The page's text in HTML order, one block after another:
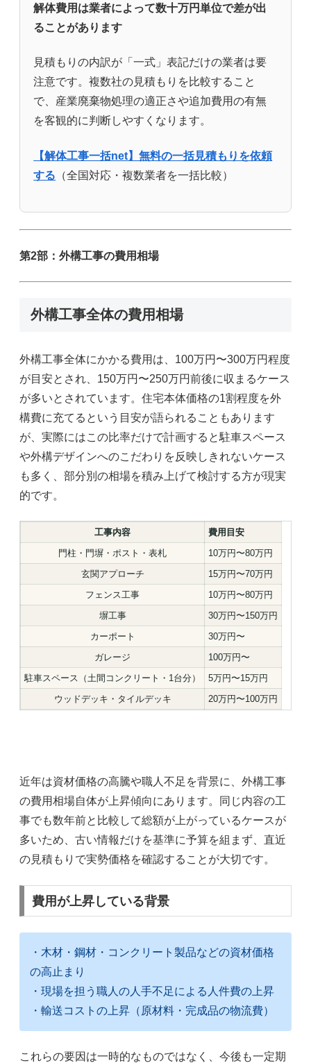
解体費用は業者によって数十万円単位で差が出
ることがあります
見積もりの内訳が「一式」表記だけの業者は要
注意です。複数社の見積もりを比較すること
で、産業廃棄物処理の適正さや追加費用の有無
を客観的に判断しやすくなります。
【解体工事一括net】無料の一括見積もりを依頼
する （全国対応・複数業者を一括比較）
第2部：外構工事の費用相場
外構工事全体の費用相場
外構工事全体にかかる費用は、100万円〜300万円程度
が目安とされ、150万円〜250万円前後に収まるケース
が多いとされています。住宅本体価格の1割程度を外
構費に充てるという目安が語られることもあります
が、実際にはこの比率だけで計画すると駐車スペース
や外構デザインへのこだわりを反映しきれないケース
も多く、部分別の相場を積み上げて検討する方が現実
的です。
工事内容
費用目安
門柱・門塀・ポスト・表札
10万円〜80万円
玄関アプローチ
15万円〜70万円
フェンス工事
10万円〜80万円
塀工事
30万円〜150万円
カーポート
30万円〜
ガレージ
100万円〜
駐車スペース（土間コンクリート・1台分）
5万円〜15万円
ウッドデッキ・タイルデッキ
20万円〜100万円
近年は資材価格の高騰や職人不足を背景に、外構工事
の費用相場自体が上昇傾向にあります。同じ内容の工
事でも数年前と比較して総額が上がっているケースが
多いため、古い情報だけを基準に予算を組まず、直近
の見積もりで実勢価格を確認することが大切です。
費用が上昇している背景
・木材・鋼材・コンクリート製品などの資材価格
の高止まり
・現場を担う職人の人手不足による人件費の上昇
・輸送コストの上昇（原材料・完成品の物流費）
これらの要因は一時的なものではなく、今後も一定期